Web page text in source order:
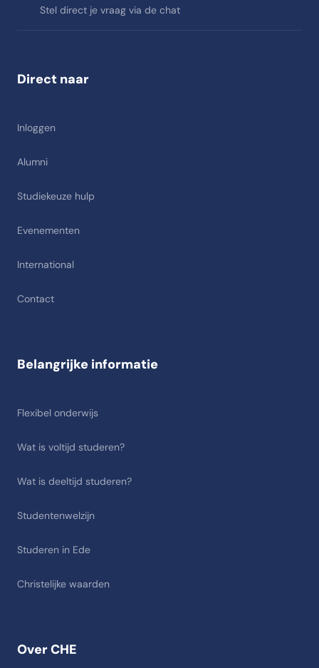
Stel direct je vraag via de chat
Direct naar
Inloggen
Alumni
Studiekeuze hulp
Evenementen
International
Contact
Over CHE
Belangrijke informatie
Flexibel onderwijs
Wat is voltijd studeren?
Wat is deeltijd studeren?
Studentenwelzijn
Studeren in Ede
Christelijke waarden